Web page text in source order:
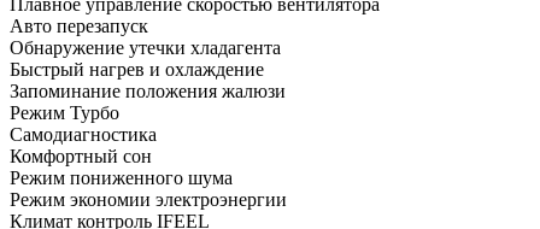
Авто перезапуск
Обнаружение утечки хладагента
Быстрый нагрев и охлаждение
Запоминание положения жалюзи
Режим Турбо
Самодиагностика
Комфортный сон
Режим пониженного шума
Режим экономии электроэнергии
Климат контроль IFEEL